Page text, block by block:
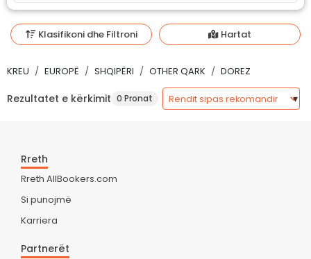
Klasifikoni dhe Filtroni Hartat
KREU EUROPË SHQIPËRI OTHER QARK DOREZ
Rezultatet e kërkimit 0 Pronat
Rreth
Rreth AllBookers.com
Si punojmë
Karriera
Partnerët